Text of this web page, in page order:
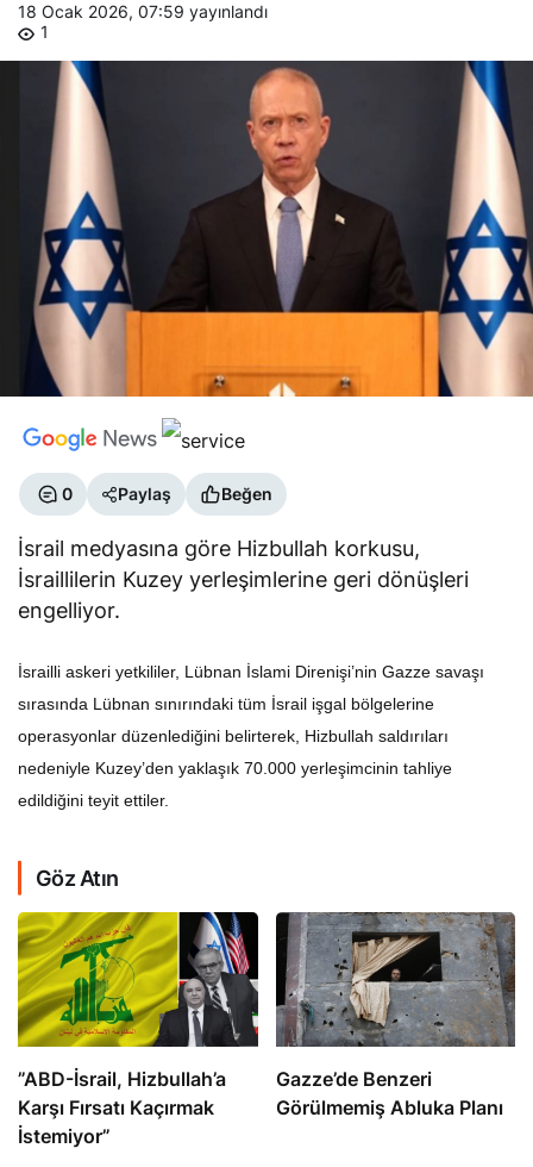
18 Ocak 2026, 07:59 yayınlandı
1
0 Paylaş Beğen
İsrail medyasına göre Hizbullah korkusu,
İsraillilerin Kuzey yerleşimlerine geri dönüşleri
engelliyor.
İsrailli askeri yetkililer, Lübnan İslami Direnişi’nin Gazze savaşı
sırasında Lübnan sınırındaki tüm İsrail işgal bölgelerine
operasyonlar düzenlediğini belirterek, Hizbullah saldırıları
nedeniyle Kuzey’den yaklaşık 70.000 yerleşimcinin tahliye
edildiğini teyit ettiler.
Göz Atın
​​​​​​​”ABD-İsrail, Hizbullah’a
Karşı Fırsatı Kaçırmak
İstemiyor”
​​​​​​​Gazze’de Benzeri
Görülmemiş Abluka Planı